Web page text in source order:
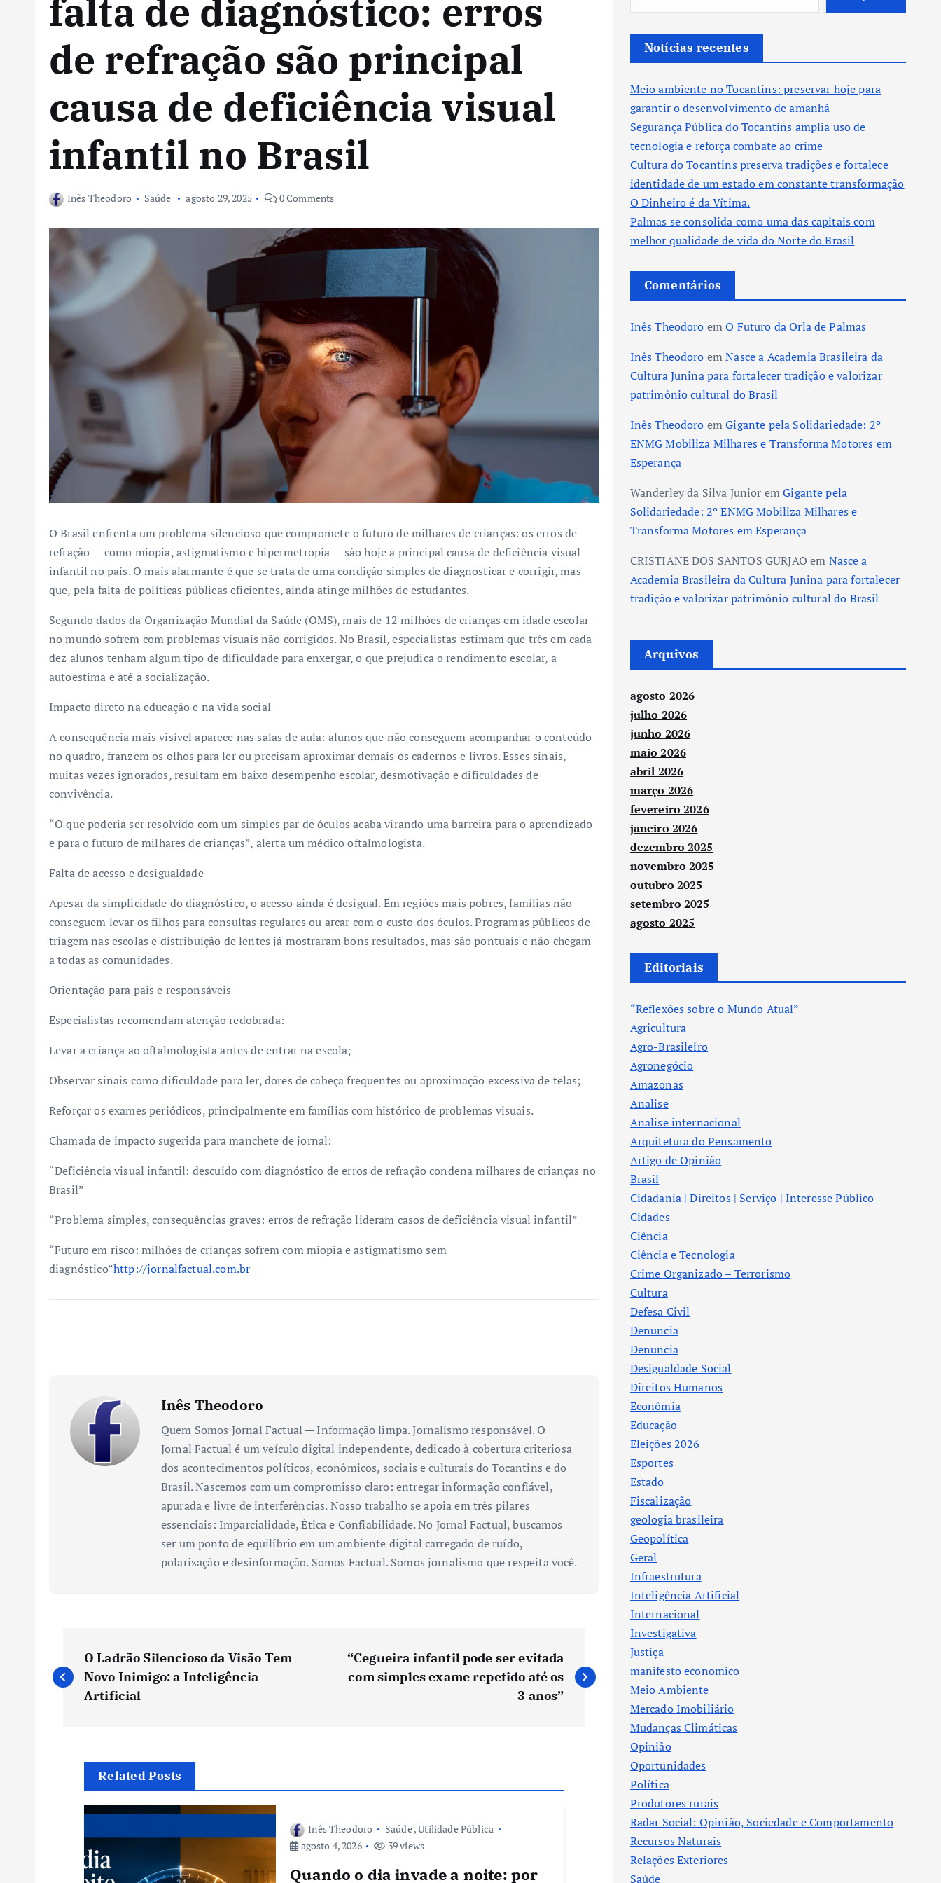
falta de diagnóstico: erros
de refração são principal
causa de deficiência visual
infantil no Brasil
Inês Theodoro Saúde agosto 29, 2025 0 Comments
O Brasil enfrenta um problema silencioso que compromete o futuro de milhares de crianças: os erros de
refração — como miopia, astigmatismo e hipermetropia — são hoje a principal causa de deficiência visual
infantil no país. O mais alarmante é que se trata de uma condição simples de diagnosticar e corrigir, mas
que, pela falta de políticas públicas eficientes, ainda atinge milhões de estudantes.
Segundo dados da Organização Mundial da Saúde (OMS), mais de 12 milhões de crianças em idade escolar
no mundo sofrem com problemas visuais não corrigidos. No Brasil, especialistas estimam que três em cada
dez alunos tenham algum tipo de dificuldade para enxergar, o que prejudica o rendimento escolar, a
autoestima e até a socialização.
Impacto direto na educação e na vida social
A consequência mais visível aparece nas salas de aula: alunos que não conseguem acompanhar o conteúdo
no quadro, franzem os olhos para ler ou precisam aproximar demais os cadernos e livros. Esses sinais,
muitas vezes ignorados, resultam em baixo desempenho escolar, desmotivação e dificuldades de
convivência.
“O que poderia ser resolvido com um simples par de óculos acaba virando uma barreira para o aprendizado
e para o futuro de milhares de crianças”, alerta um médico oftalmologista.
Falta de acesso e desigualdade
Apesar da simplicidade do diagnóstico, o acesso ainda é desigual. Em regiões mais pobres, famílias não
conseguem levar os filhos para consultas regulares ou arcar com o custo dos óculos. Programas públicos de
triagem nas escolas e distribuição de lentes já mostraram bons resultados, mas são pontuais e não chegam
a todas as comunidades.
Orientação para pais e responsáveis
Especialistas recomendam atenção redobrada:
Levar a criança ao oftalmologista antes de entrar na escola;
Observar sinais como dificuldade para ler, dores de cabeça frequentes ou aproximação excessiva de telas;
Reforçar os exames periódicos, principalmente em famílias com histórico de problemas visuais.
Chamada de impacto sugerida para manchete de jornal:
“Deficiência visual infantil: descuido com diagnóstico de erros de refração condena milhares de crianças no
Brasil”
“Problema simples, consequências graves: erros de refração lideram casos de deficiência visual infantil”
“Futuro em risco: milhões de crianças sofrem com miopia e astigmatismo sem
diagnóstico”http://jornalfactual.com.br
Inês Theodoro
Quem Somos Jornal Factual — Informação limpa. Jornalismo responsável. O
Jornal Factual é um veículo digital independente, dedicado à cobertura criteriosa
dos acontecimentos políticos, econômicos, sociais e culturais do Tocantins e do
Brasil. Nascemos com um compromisso claro: entregar informação confiável,
apurada e livre de interferências. Nosso trabalho se apoia em três pilares
essenciais: Imparcialidade, Ética e Confiabilidade. No Jornal Factual, buscamos
ser um ponto de equilíbrio em um ambiente digital carregado de ruído,
polarização e desinformação. Somos Factual. Somos jornalismo que respeita você.
a
O Ladrão Silencioso da Visão Tem
Novo Inimigo: a Inteligência
Artificial
“Cegueira infantil pode ser evitada
com simples exame repetido até os
3 anos”
Related Posts
Inês Theodoro Saúde,Utilidade Pública
agosto 4, 2026
39 views
Quando o dia invade a noite: por
Notícias recentes
Meio ambiente no Tocantins: preservar hoje para
garantir o desenvolvimento de amanhã
Segurança Pública do Tocantins amplia uso de
tecnologia e reforça combate ao crime
Cultura do Tocantins preserva tradições e fortalece
identidade de um estado em constante transformação
O Dinheiro é da Vítima.
Palmas se consolida como uma das capitais com
melhor qualidade de vida do Norte do Brasil
Comentários
Inês Theodoro emO Futuro da Orla de Palmas
Inês Theodoro emNasce a Academia Brasileira da
Cultura Junina para fortalecer tradição e valorizar
patrimônio cultural do Brasil
Inês Theodoro emGigante pela Solidariedade: 2º
ENMG Mobiliza Milhares e Transforma Motores em
Esperança
Wanderley da Silva Junior emGigante pela
Solidariedade: 2º ENMG Mobiliza Milhares e
Transforma Motores em Esperança
CRISTIANE DOS SANTOS GURJAO em Nasce a
Academia Brasileira da Cultura Junina para fortalecer
tradição e valorizar patrimônio cultural do Brasil
Arquivos
agosto 2026
julho 2026
junho 2026
maio 2026
abril 2026
março 2026
fevereiro 2026
janeiro 2026
dezembro 2025
novembro 2025
outubro 2025
setembro 2025
agosto 2025
Editoriais
“Reflexões sobre o Mundo Atual”
Agricultura
Agro-Brasileiro
Agronegócio
Amazonas
Analise
Analise internacional
Arquitetura do Pensamento
Artigo de Opinião
Brasil
Cidadania | Direitos | Serviço | Interesse Público
Cidades
Ciência
Ciência e Tecnologia
Crime Organizado – Terrorismo
Cultura
Defesa Civil
Denuncia
Denuncia
Desigualdade Social
Direitos Humanos
Econômia
Educação
Eleições 2026
Esportes
Estado
Fiscalização
geologia brasileira
Geopolítica
Geral
Infraestrutura
Inteligência Artificial
Internacional
Investigativa
Justiça
manifesto economico
Meio Ambiente
Mercado Imobiliário
Mudanças Climáticas
Opinião
Oportunidades
Política
Produtores rurais
Radar Social: Opinião, Sociedade e Comportamento
Recursos Naturais
Relações Exteriores
Saúde